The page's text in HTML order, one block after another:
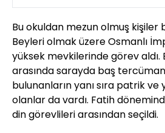
Bu okuldan mezun olmuş kişiler
Beyleri olmak üzere Osmanlı
yüksek mevkilerinde görev aldı.
arasında sarayda baş
bulunanların yanı sıra patrik
olanlar da vardı. Fatih
din görevlileri arasından seçildi.